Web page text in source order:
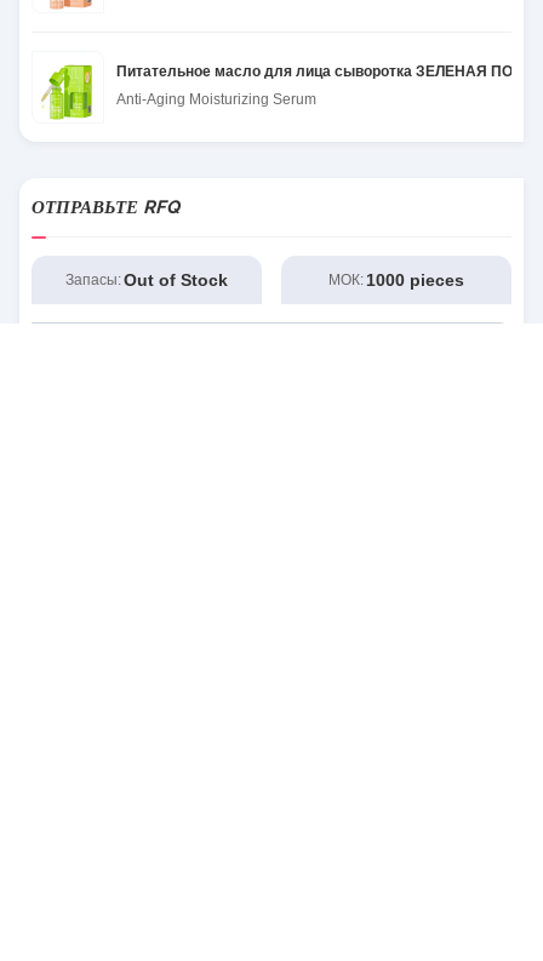
Питательное масло для лица сыворотка ЗЕЛЕНАЯ
Anti-Aging Moisturizing Serum
ОТПРАВЬТЕ RFQ
Запасы:Out of Stock МОК: 1000 pieces